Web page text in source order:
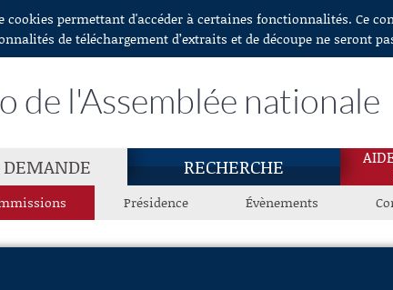
permettant d'accéder à certaines fonctionnalités. Ce
de téléchargement d’extraits et de découpe ne seront
de l'Assemblée nationale
RECHERCHE
Présidence Évènements